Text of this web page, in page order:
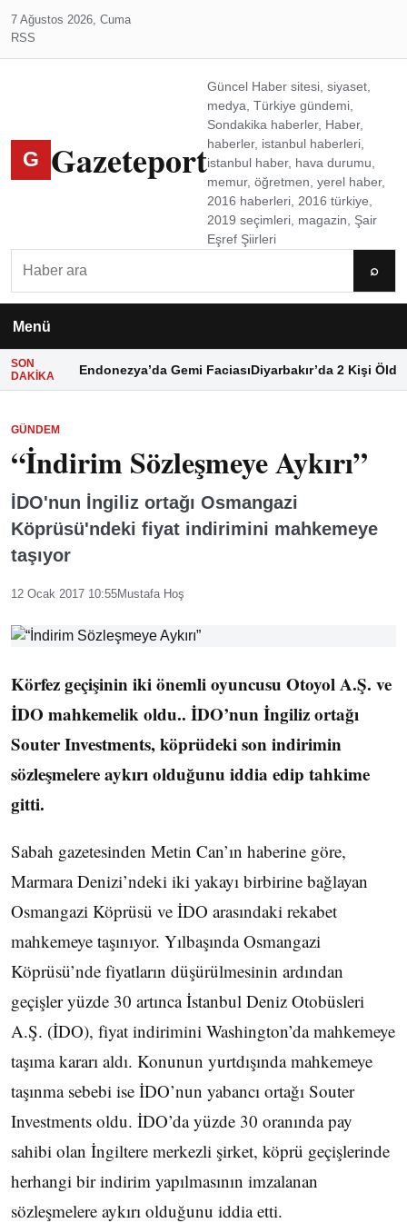
7 Ağustos 2026, Cuma
RSS
G Gazeteport
Güncel Haber sitesi, siyaset,
medya, Türkiye gündemi,
Sondakika haberler, Haber,
haberler, istanbul haberleri,
istanbul haber, hava durumu,
memur, öğretmen, yerel haber,
2016 haberleri, 2016 türkiye,
2019 seçimleri, magazin, Şair
Eşref Şiirleri
⌕
Menü
SON
DAKIKA
Endonezya’da Gemi FaciasıDiyarbakır’da 2 Kişi Öldü
GÜNDEM
“İndirim Sözleşmeye Aykırı”
İDO'nun İngiliz ortağı Osmangazi
Köprüsü'ndeki fiyat indirimini mahkemeye
taşıyor
12 Ocak 2017 10:55Mustafa Hoş
Körfez geçişinin iki önemli oyuncusu Otoyol A.Ş. ve
İDO mahkemelik oldu.. İDO’nun İngiliz ortağı
Souter Investments, köprüdeki son indirimin
sözleşmelere aykırı olduğunu iddia edip tahkime
gitti.
Sabah gazetesinden Metin Can’ın haberine göre,
Marmara Denizi’ndeki iki yakayı birbirine bağlayan
Osmangazi Köprüsü ve İDO arasındaki rekabet
mahkemeye taşınıyor. Yılbaşında Osmangazi
Köprüsü’nde fiyatların düşürülmesinin ardından
geçişler yüzde 30 artınca İstanbul Deniz Otobüsleri
A.Ş. (İDO), fiyat indirimini Washington’da mahkemeye
taşıma kararı aldı. Konunun yurtdışında mahkemeye
taşınma sebebi ise İDO’nun yabancı ortağı Souter
Investments oldu. İDO’da yüzde 30 oranında pay
sahibi olan İngiltere merkezli şirket, köprü geçişlerinde
herhangi bir indirim yapılmasının imzalanan
sözleşmelere aykırı olduğunu iddia etti.